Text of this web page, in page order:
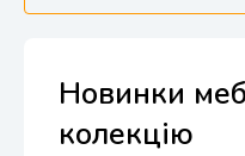
Новинки
колекцію